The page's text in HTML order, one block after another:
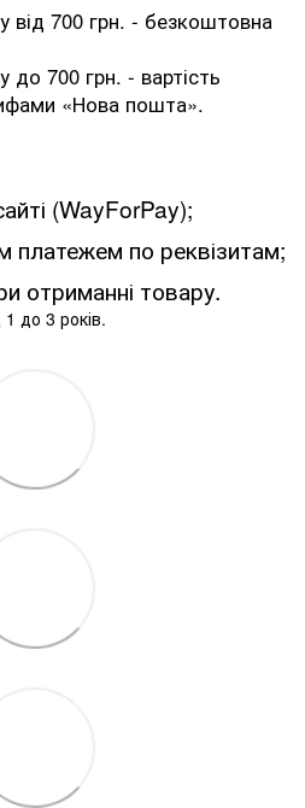
від 700 грн. - безкоштовна
до 700 грн. - вартість
«Нова пошта».
(WayForPay);
платежем по реквізитам;
отриманні товару.
1 до 3 років.